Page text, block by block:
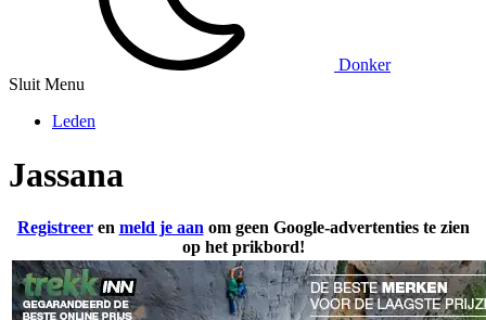
Donker
Sluit Menu
Leden
Jassana
Registreeren meld je aan om geen Google-advertenties te zien
op het prikbord!